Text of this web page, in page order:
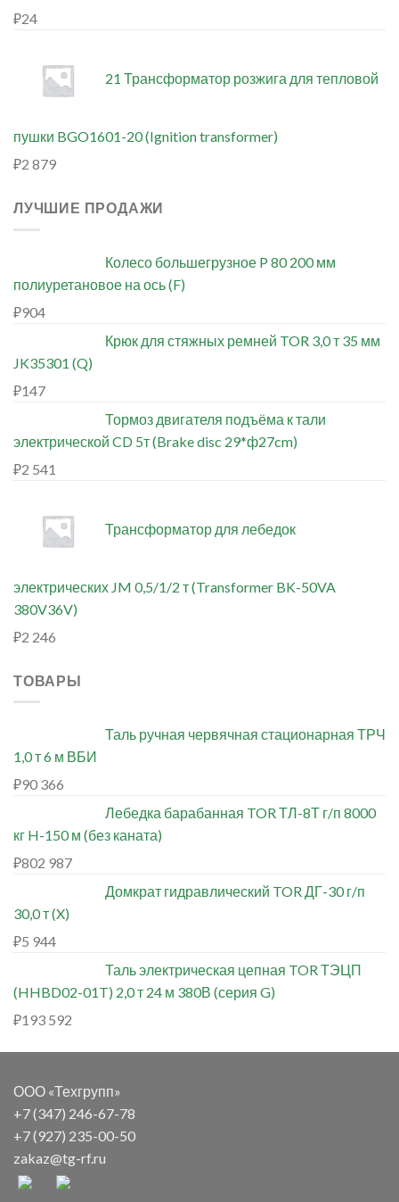
₽24
21 Трансформатор розжига для тепловой
пушки BGO1601-20 (Ignition transformer)
₽2 879
ЛУЧШИЕ ПРОДАЖИ
Колесо большегрузное P 80 200 мм
полиуретановое на ось (F)
₽904
Крюк для стяжных ремней TOR 3,0 т 35 мм
JK35301 (Q)
₽147
Тормоз двигателя подъёма к тали
электрической CD 5т (Brake disc 29*ф27cm)
₽2 541
Трансформатор для лебедок
электрических JM 0,5/1/2 т (Transformer BK-50VA
380V36V)
₽2 246
ТОВАРЫ
Таль ручная червячная стационарная ТРЧ
1,0 т 6 м ВБИ
₽90 366
Лебедка барабанная TOR ТЛ-8Т г/п 8000
кг H-150 м (без каната)
₽802 987
Домкрат гидравлический TOR ДГ-30 г/п
30,0 т (X)
₽5 944
Таль электрическая цепная TOR ТЭЦП
(HHBD02-01T) 2,0 т 24 м 380В (серия G)
₽193 592
ООО «Техгрупп»
+7 (347) 246-67-78
+7 (927) 235-00-50
zakaz@tg-rf.ru